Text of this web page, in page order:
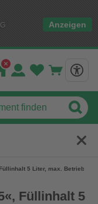
Anzeigen
5 Liter, max.
Füllinhalt 5